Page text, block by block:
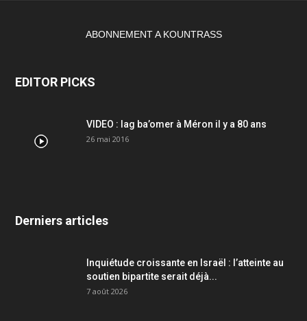
ABONNEMENT A KOUNTRASS
EDITOR PICKS
VIDEO : lag ba’omer à Méron il y a 80 ans
26 mai 2016
Derniers articles
Inquiétude croissante en Israël : l’atteinte au
soutien bipartite serait déjà...
7 août 2026